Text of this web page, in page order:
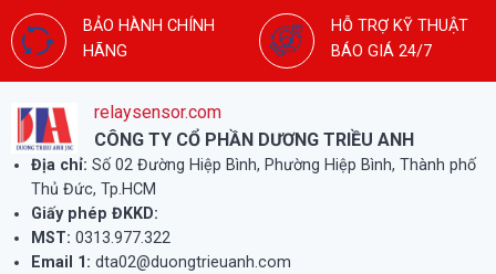
BẢO HÀNH CHÍNH
HÃNG
HỖ TRỢ KỸ THUẬT
BÁO GIÁ 24/7
relaysensor.com
CÔNG TY CỔ PHẦN DƯƠNG TRIỀU ANH
Địa chỉ: Số 02 Đường Hiệp Bình, Phường Hiệp Bình, Thành phố
Thủ Đức, Tp.HCM
Giấy phép ĐKKD:
MST: 0313.977.322
Email 1: dta02@duongtrieuanh.com